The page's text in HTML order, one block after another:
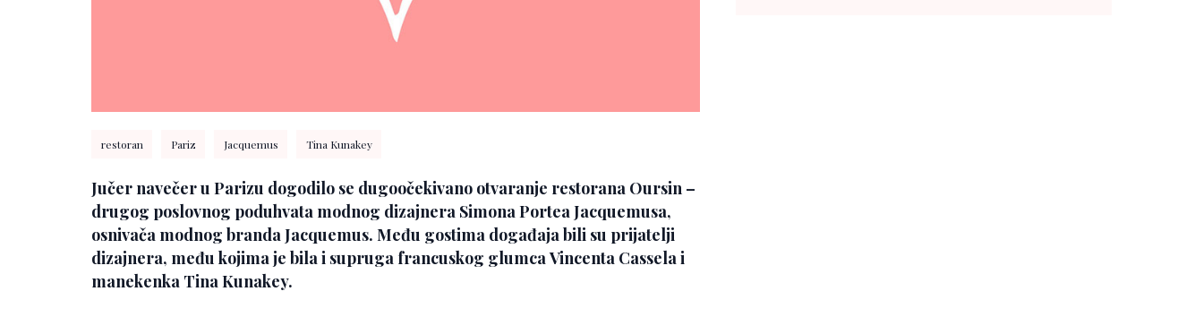
restoran Pariz Jacquemus Tina Kunakey
Jučer navečer u Parizu dogodilo se dugoočekivano otvaranje restorana Oursin –
drugog poslovnog poduhvata modnog dizajnera Simona Portea Jacquemusa,
osnivača modnog branda Jacquemus. Među gostima događaja bili su prijatelji
dizajnera, među kojima je bila i supruga francuskog glumcaVincenta Cassela i
manekenka Tina Kunakey.